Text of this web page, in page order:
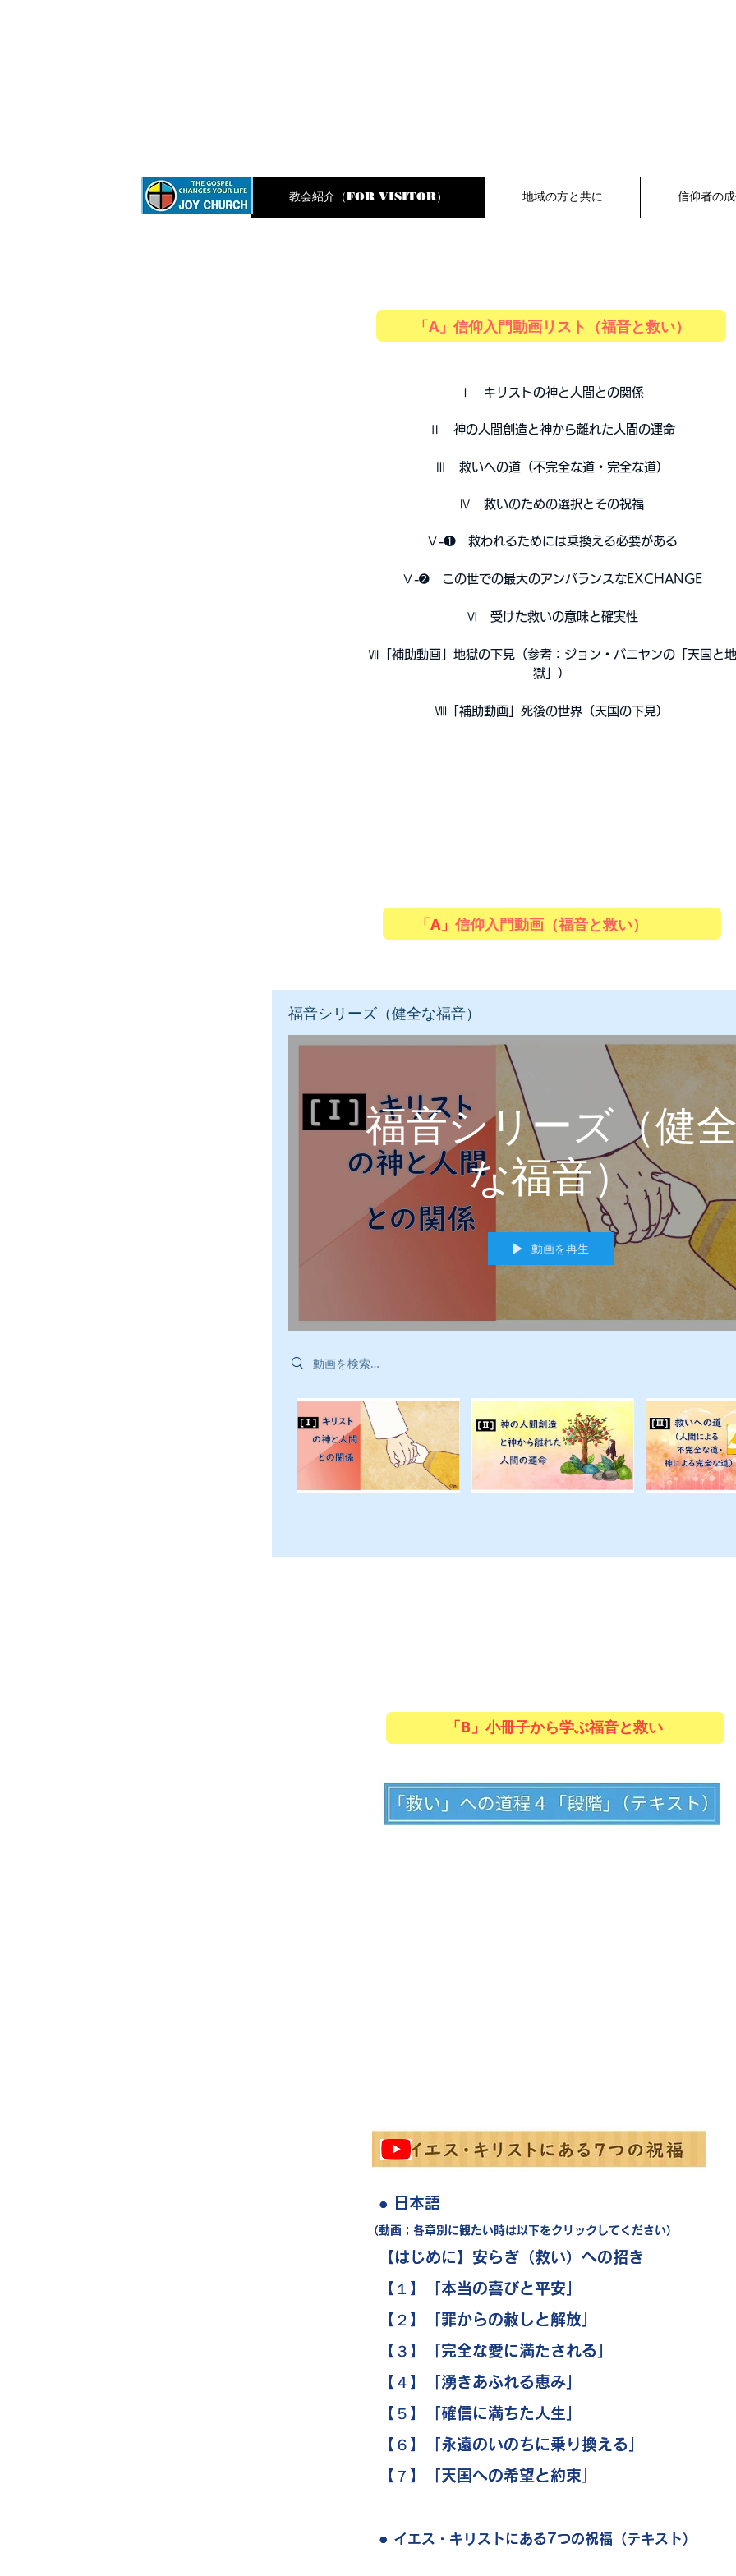
ホーム 教会紹介（FOR VISITOR） 地域の方と共に 信仰者の
「A」信仰入門動画リスト（福音と救い）
Ⅰ キリストの神と人間との関係
Ⅱ 神の人間創造と神から離れた人間の運命
Ⅲ 救いへの道（不完全な道・完全な道）
Ⅳ 救いのための選択とその祝福
Ⅴ-❶ 救われるためには乗換える必要がある
Ⅴ-➋ この世での最大のアンバランスなEXCHANGE
Ⅵ 受けた救いの意味と確実性
Ⅶ 「補助動画」地獄の下見（参考：ジョン・バニヤンの「天国と地
獄」）
Ⅷ 「補助動画」死後の世界（天国の下見）
「A」 信仰入門動画（福音と救い）
福音シリーズ（健全な福音）
福音シリーズ（健
な福音）
動画を再生
Search videos
「B」小冊子から学ぶ福音と救い
● 日本語
（動画；各章別に観たい時は以下をクリックしてください）
【はじめに】 安らぎ（救い）への招き
​ 【１】
「本当の喜びと平安」
【２】
「罪からの赦しと解放」
【３】
「完全な愛に満たされる」
【４】「湧きあふれる恵み」
【５】
「確信に満ちた人生」
【６】
「永遠のいのちに乗り換える」
【７】
「天国への希望と約束」
● イエス・キリストにある7つの祝福（テキスト）
● 日本語
（動画；各章別に観たい時は以下をクリックしてください）
【はじめに】 安らぎ（救い）への招き
​ 【１】
「本当の喜びと平安」
【２】
「罪からの赦しと解放」
【３】
「完全な愛に満たされる」
【４】「湧きあふれる恵み」
【５】
「確信に満ちた人生」
【６】
「永遠のいのちに乗り換える」
【７】
「天国への希望と約束」
● イエス・キリストにある7つの祝福（テキスト）